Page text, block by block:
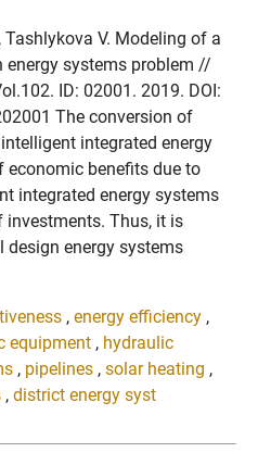
Tashlykova V. Modeling of a
systems problem //
ID: 02001. 2019. DOI:
The conversion of
integrated energy
economic benefits due to
integrated energy systems
investments. Thus, it is
design energy systems
, energy efficiency ,
equipment , hydraulic
, pipelines , solar heating ,
, district energy syst